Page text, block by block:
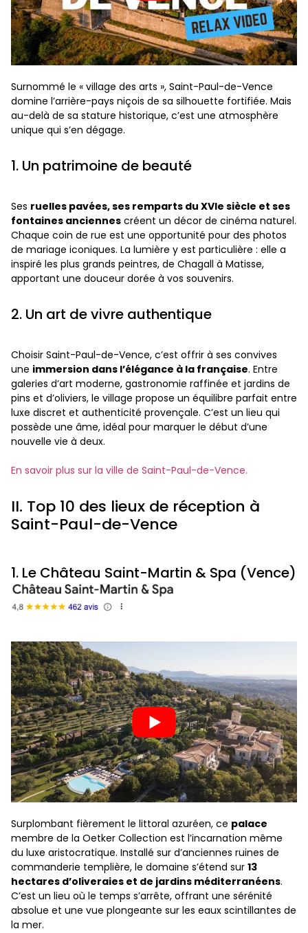
Surnommé le « village des arts », Saint-Paul-de-Vence
domine l’arrière-pays niçois de sa silhouette fortifiée. Mais
au-delà de sa stature historique, c’est une atmosphère
unique qui s’en dégage.
1. Un patrimoine de beauté
Ses ruelles pavées, ses remparts du XVIe siècle et ses
fontaines anciennes créent un décor de cinéma naturel.
Chaque coin de rue est une opportunité pour des photos
de mariage iconiques. La lumière y est particulière : elle a
inspiré les plus grands peintres, de Chagall à Matisse,
apportant une douceur dorée à vos souvenirs.
2. Un art de vivre authentique
Choisir Saint-Paul-de-Vence, c’est offrir à ses convives
une immersion dans l’élégance à la française. Entre
galeries d’art moderne, gastronomie raffinée et jardins de
pins et d’oliviers, le village propose un équilibre parfait entre
luxe discret et authenticité provençale. C’est un lieu qui
possède une âme, idéal pour marquer le début d’une
nouvelle vie à deux.
En savoir plus sur la ville de Saint-Paul-de-Vence.
II. Top 10 des lieux de réception à
Saint-Paul-de-Vence
1. Le Château Saint-Martin & Spa (Vence)
Surplombant fièrement le littoral azuréen, ce palace
membre de la Oetker Collection est l’incarnation même
du luxe aristocratique. Installé sur d’anciennes ruines de
commanderie templière, le domaine s’étend sur 13
hectares d’oliveraies et de jardins méditerranéens.
C’est un lieu où le temps s’arrête, offrant une sérénité
absolue et une vue plongeante sur les eaux scintillantes de
la mer.